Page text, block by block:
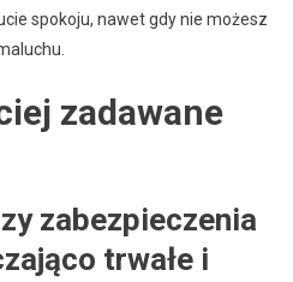
spokoju, nawet gdy nie możesz
zadawane
zabezpieczenia
trwałe i